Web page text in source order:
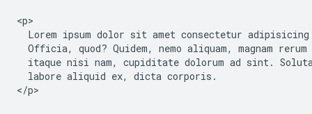
<p>
Lorem ipsum dolor sit amet consectetur adipisicing
Officia, quod? Quidem, nemo aliquam, magnam rerum
itaque nisi nam, cupiditate dolorum ad sint.
  labore aliquid ex, dicta corporis.